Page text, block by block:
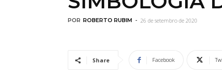
POR ROBERTO RUBIM - 26 de setembro de 2020
Share Facebook